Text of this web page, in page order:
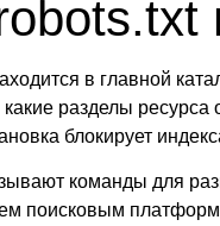
в главной
разделы
блокирует
команды для
поисковым